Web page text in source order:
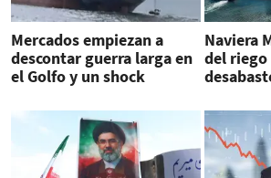
Mercados empiezan a
descontar guerra larga en
el Golfo y un shock
Naviera
del riego